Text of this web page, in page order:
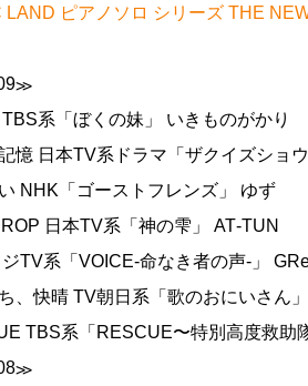
LAND ピアノソロ シリーズ THE
系「ぼくの妹」 いきものがかり
憶 日本TV系ドラマ「ザクイズショ
NHK「ゴーストフレンズ」 ゆず
日本TV系「神の雫」 AT‐TUN
TV系「VOICE‐命なき者の声‐」
、快晴 TV朝日系「歌のおにいさん
TBS系「RESCUE〜特別高度救助